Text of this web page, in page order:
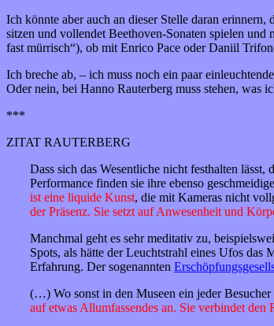
Ich könnte aber auch an dieser Stelle daran
sitzen und vollendet Beethoven-Sonaten spielen
fast mürrisch“), ob mit Enrico Pace oder Daniil
Ich breche ab, – ich muss noch ein paar
Oder nein, bei Hanno Rauterberg muss stehen,
***
ZITAT RAUTERBERG
Dass sich das Wesentliche nicht festhalten
Performance finden sie ihre ebenso
ist eine liquide Kunst, die mit Kameras nicht
der Präsenz. Sie setzt auf Anwesenheit und
Manchmal geht es sehr meditativ zu,
Spots, als hätte der Leuchtstrahl eines Ufos das
Erfahrung. Der sogenannten
(…) Wo sonst in den Museen ein jeder
auf etwas Allumfassendes an. Sie verbindet den